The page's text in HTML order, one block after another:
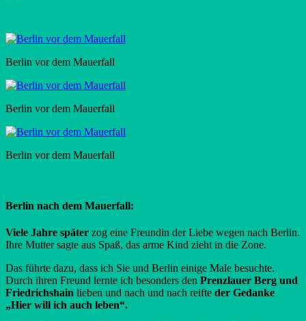
Berlin vor dem Mauerfall
Berlin vor dem Mauerfall
Berlin vor dem Mauerfall
Berlin nach dem Mauerfall:
Viele Jahre später zog eine Freundin der Liebe wegen nach Berlin.
Ihre Mutter sagte aus Spaß, das arme Kind zieht in die Zone.
Das führte dazu, dass ich Sie und Berlin einige Male besuchte.
Durch ihren Freund lernte ich besonders den Prenzlauer Berg und
Friedrichshain lieben und nach und nach reifte der Gedanke
„Hier will ich auch leben“.